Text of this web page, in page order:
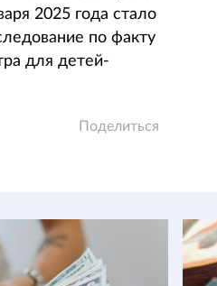
2025 года стало
по факту
для детей-
Поделиться